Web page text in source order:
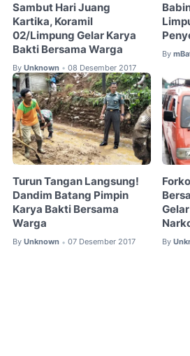
Sambut Hari Juang
Kartika, Koramil
02/Limpung Gelar Karya
Bakti Bersama Warga
By Unknown • 08 Desember 2017
By
Turun Tangan Langsung!
Dandim Batang Pimpin
Karya Bakti Bersama
Warga
By Unknown • 07 Desember 2017 By